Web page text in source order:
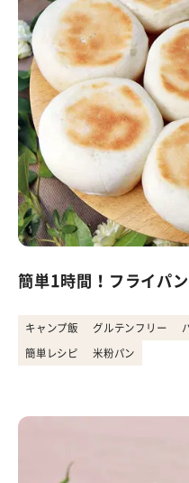
簡単1時間！フライパ
キャンプ飯 グルテンフリー
簡単レシピ 米粉パン